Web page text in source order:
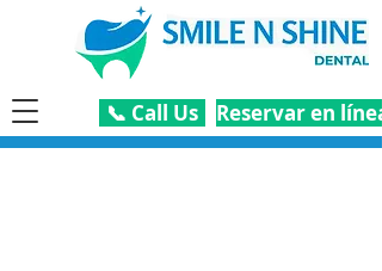
Reservar en línea
📞 Call Us